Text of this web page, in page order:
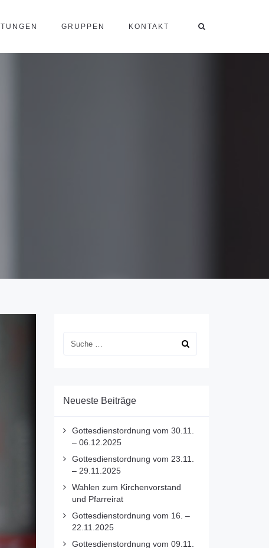
GRUPPEN KONTAKT
Neueste Beiträge
Gottesdienstordnung vom 30.11.
– 06.12.2025
Gottesdienstordnung vom 23.11.
– 29.11.2025
Wahlen zum Kirchenvorstand
und Pfarreirat
Gottesdienstordnung vom 16. –
22.11.2025
Gottesdienstordnung vom 09.11.